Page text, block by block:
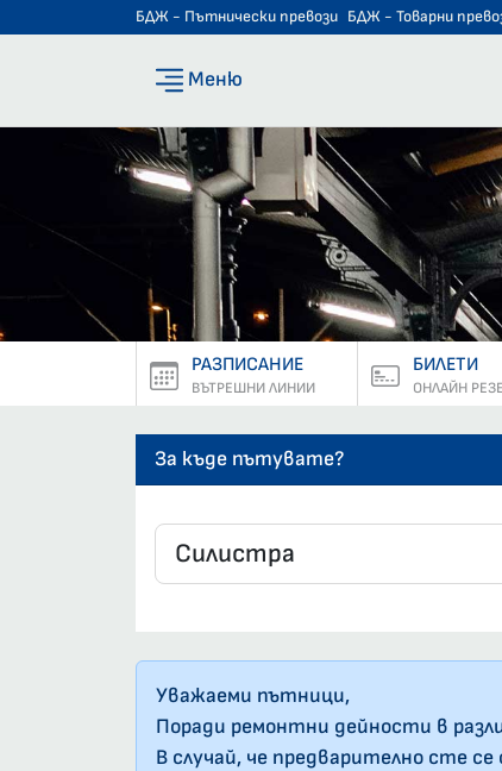
БДЖ - Пътнически превози БДЖ - Товарни
Меню
РАЗПИСАНИЕ
ВЪТРЕШНИ ЛИНИИ
БИЛЕТИ
ОНЛАЙН
За къде пътувате?
Уважаеми пътници,
Поради ремонтни дейности в
В случай, че предварително сте